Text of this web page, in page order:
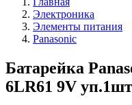
Электроника
Элементы питания
Panasonic
Батарейка
6LR61 9V